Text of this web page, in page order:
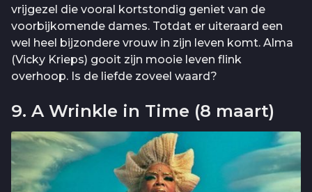
vrijgezel die vooral kortstondig geniet van de
voorbijkomende dames. Totdat er uiteraard een
wel heel bijzondere vrouw in zijn leven komt. Alma
(Vicky Krieps) gooit zijn mooie leven flink
overhoop. Is de liefde zoveel waard?
9. A Wrinkle in Time (8 maart)